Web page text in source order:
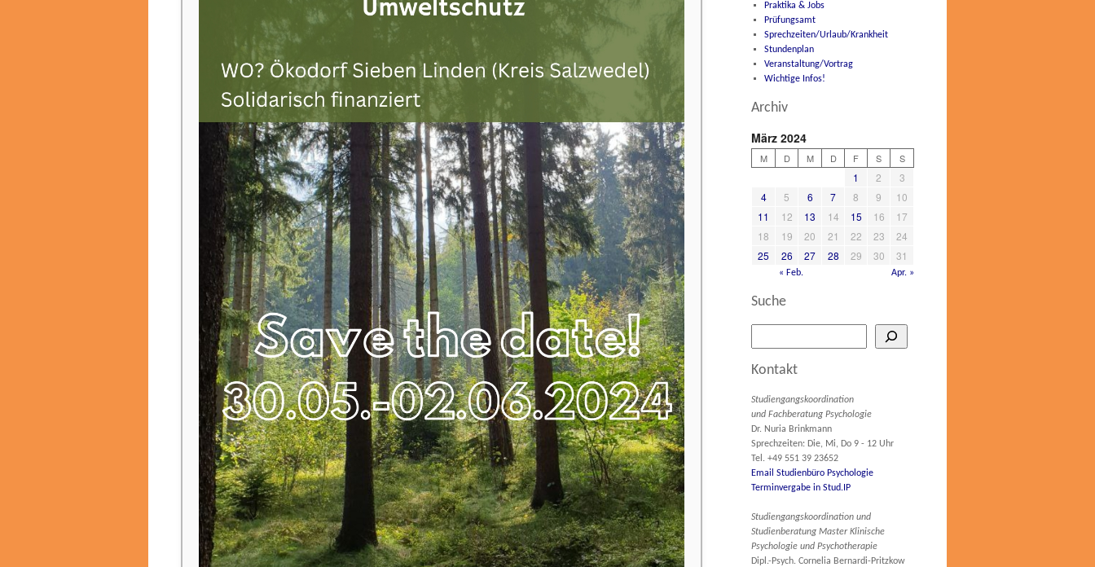
Praktika & Jobs
Prüfungsamt
Sprechzeiten/Urlaub/Krankheit
Stundenplan
Veranstaltung/Vortrag
Wichtige Infos!
Archiv
März 2024
M D M D F S S
1 2
3
4
5 6 7 8 9
10
11
12 13 14 15 16
17
18
19 20 21 22 23
24
25
26 27 28 29 30 31
« Feb. Apr. »
Suche
Kontakt
Studiengangskoordination
und Fachberatung Psychologie
Dr. Nuria Brinkmann
Sprechzeiten: Die, Mi, Do 9 - 12 Uhr
Tel. +49 551 39 23652
Email Studienbüro Psychologie
Terminvergabe in Stud.IP
Studiengangskoordination und
Studienberatung Master Klinische
Psychologie und Psychotherapie
Dipl.-Psych. Cornelia Bernardi-Pritzkow